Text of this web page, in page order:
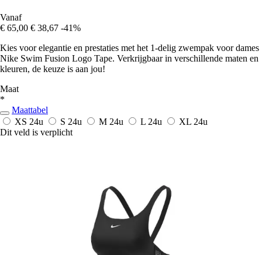
Vanaf
€ 65,00 € 38,67 -41%
Kies voor elegantie en prestaties met het 1-delig zwempak voor dames
Nike Swim Fusion Logo Tape. Verkrijgbaar in verschillende maten en
kleuren, de keuze is aan jou!
Maat
*
Maattabel
XS 24u S 24u M 24u L 24u XL 24u
Dit veld is verplicht